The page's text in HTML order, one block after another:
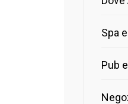
Spa
Pub